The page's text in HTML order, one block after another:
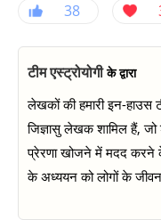
38
टीम एस्ट्रोयोगीके द्वारा
लेखकों की हमारी इन-हाउस
जिज्ञासु लेखक शामिल हैं,
प्रेरणा खोजने में मदद करने के
के अध्ययन को लोगों के जीवन